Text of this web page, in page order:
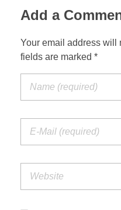
Add a
Your email address will
fields are marked *